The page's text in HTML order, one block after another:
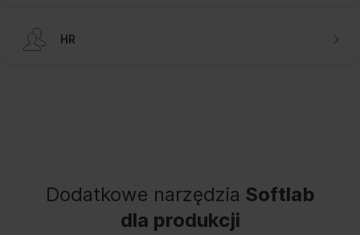
HR
Dodatkowe narzędzia Softlab
dla produkcji